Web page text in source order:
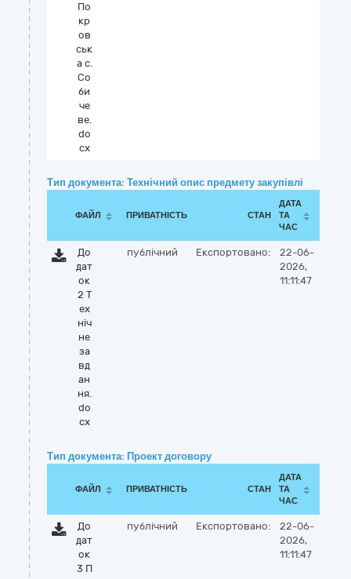
По
кр
ов
ськ
а с.
Со
би
че
ве.
do
cx
Тип документа: Технічний опис предмету закупівлі
ФАЙЛ ПРИВАТНІСТЬ СТАН
ДАТА
ТА
ЧАС
До
дат
ок
2 Т
ех
ніч
не
за
вд
ан
ня.
do
cx
публічний Експортовано:
22-06-
2026,
11:11:47
Тип документа: Проект договору
ФАЙЛ ПРИВАТНІСТЬ СТАН
ДАТА
ТА
ЧАС
До
дат
ок
3 П
публічний Експортовано:
22-06-
2026,
11:11:47